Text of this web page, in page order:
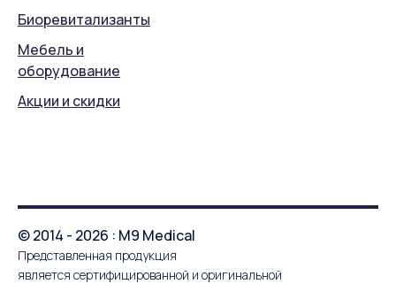
Биоревитализанты
Мебель и
оборудование
Акции и скидки
© 2014 - 2026 : M9 Medical
Представленная продукция
является сертифицированной и оригинальной